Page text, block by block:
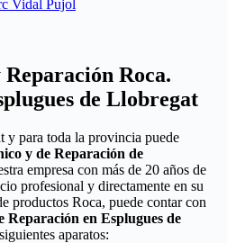
Vidal Pujol
Roca.
de Llobregat
y para toda la provincia puede
y de Reparación de
empresa con más de 20 años de
profesional y directamente en su
productos Roca, puede contar con
Reparación en Esplugues de
aparatos: